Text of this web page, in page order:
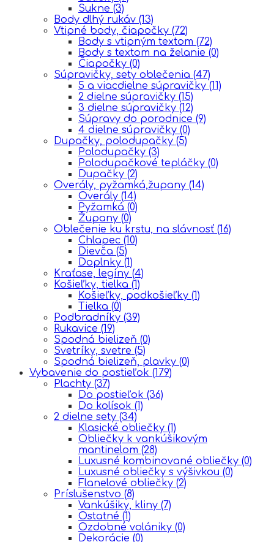
Sukne (3)
Body dlhý rukáv (13)
Vtipné body, čiapočky (72)
Body s vtipným textom (72)
Body s textom na želanie (0)
Čiapočky (0)
Súpravičky, sety oblečenia (47)
5 a viacdielne súpravičky (11)
2 dielne súpravičky (15)
3 dielne súpravičky (12)
Súpravy do porodnice (9)
4 dielne súpravičky (0)
Dupačky, polodupačky (5)
Polodupačky (3)
Polodupačkové tepláčky (0)
Dupačky (2)
Overály, pyžamká,župany (14)
Overály (14)
Pyžamká (0)
Župany (0)
Oblečenie ku krstu, na slávnosť (16)
Chlapec (10)
Dievča (5)
Doplnky (1)
Kraťase, legíny (4)
Košieľky, tielka (1)
Košieľky, podkošieľky (1)
Tielka (0)
Podbradníky (39)
Rukavice (19)
Spodná bielizeň (0)
Svetríky, svetre (5)
Spodná bielizeň, plavky (0)
Vybavenie do postieľok (179)
Plachty (37)
Do postieľok (36)
Do kolísok (1)
2 dielne sety (34)
Klasické obliečky (1)
Obliečky k vankúšikovým
mantinelom (28)
Luxusné kombinované obliečky (0)
Luxusné obliečky s výšivkou (0)
Flanelové obliečky (2)
Príslušenstvo (8)
Vankúšiky, kliny (7)
Ostatné (1)
Ozdobné volániky (0)
Dekorácie (0)